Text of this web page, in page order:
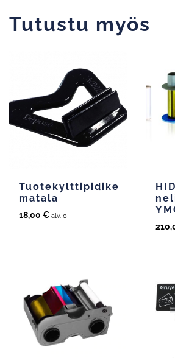
Tutustu myös
Tuotekylttipidike
matala
18,00 € alv. 0